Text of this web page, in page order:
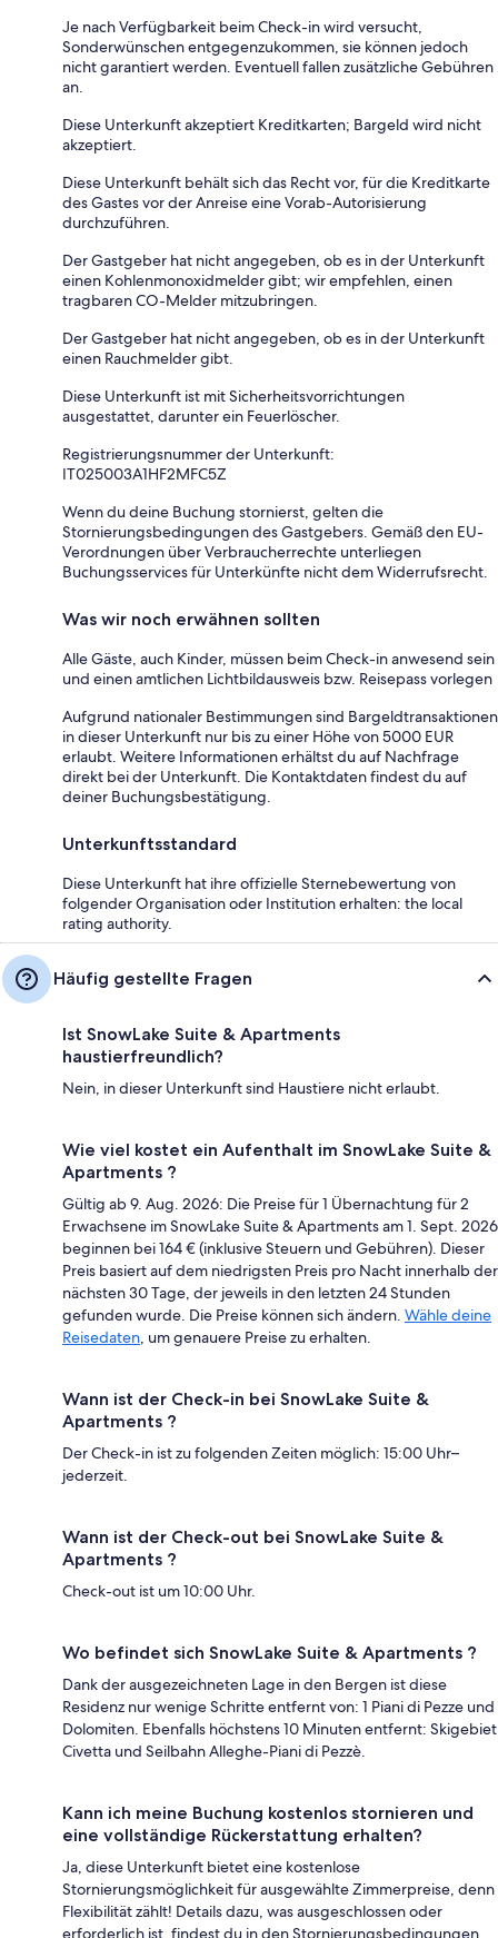
Je nach Verfügbarkeit beim Check-in wird versucht,
Sonderwünschen entgegenzukommen, sie können jedoch
nicht garantiert werden. Eventuell fallen zusätzliche Gebühren
an.
Diese Unterkunft akzeptiert Kreditkarten; Bargeld wird nicht
akzeptiert.
Diese Unterkunft behält sich das Recht vor, für die Kreditkarte
des Gastes vor der Anreise eine Vorab-Autorisierung
durchzuführen.
Der Gastgeber hat nicht angegeben, ob es in der Unterkunft
einen Kohlenmonoxidmelder gibt; wir empfehlen, einen
tragbaren CO-Melder mitzubringen.
Der Gastgeber hat nicht angegeben, ob es in der Unterkunft
einen Rauchmelder gibt.
Diese Unterkunft ist mit Sicherheitsvorrichtungen
ausgestattet, darunter ein Feuerlöscher.
Registrierungsnummer der Unterkunft:
IT025003A1HF2MFC5Z
Wenn du deine Buchung stornierst, gelten die
Stornierungsbedingungen des Gastgebers. Gemäß den EU-
Verordnungen über Verbraucherrechte unterliegen
Buchungsservices für Unterkünfte nicht dem Widerrufsrecht.
Was wir noch erwähnen sollten
Alle Gäste, auch Kinder, müssen beim Check-in anwesend sein
und einen amtlichen Lichtbildausweis bzw. Reisepass vorlegen
Aufgrund nationaler Bestimmungen sind Bargeldtransaktionen
in dieser Unterkunft nur bis zu einer Höhe von 5000 EUR
erlaubt. Weitere Informationen erhältst du auf Nachfrage
direkt bei der Unterkunft. Die Kontaktdaten findest du auf
deiner Buchungsbestätigung.
Unterkunftsstandard
Diese Unterkunft hat ihre offizielle Sternebewertung von
folgender Organisation oder Institution erhalten: the local
rating authority.
Häufig gestellte Fragen
Ist SnowLake Suite & Apartments
haustierfreundlich?
Nein, in dieser Unterkunft sind Haustiere nicht erlaubt.
Wie viel kostet ein Aufenthalt im SnowLake Suite &
Apartments ?
Gültig ab 9. Aug. 2026: Die Preise für 1 Übernachtung für 2
Erwachsene im SnowLake Suite & Apartments am 1. Sept. 2026
beginnen bei 164 € (inklusive Steuern und Gebühren). Dieser
Preis basiert auf dem niedrigsten Preis pro Nacht innerhalb der
nächsten 30 Tage, der jeweils in den letzten 24 Stunden
gefunden wurde. Die Preise können sich ändern. Wähle deine
Reisedaten, um genauere Preise zu erhalten.
Wann ist der Check-in bei SnowLake Suite &
Apartments ?
Der Check-in ist zu folgenden Zeiten möglich: 15:00 Uhr–
jederzeit.
Wann ist der Check-out bei SnowLake Suite &
Apartments ?
Check-out ist um 10:00 Uhr.
Wo befindet sich SnowLake Suite & Apartments ?
Dank der ausgezeichneten Lage in den Bergen ist diese
Residenz nur wenige Schritte entfernt von: 1 Piani di Pezze und
Dolomiten. Ebenfalls höchstens 10 Minuten entfernt: Skigebiet
Civetta und Seilbahn Alleghe-Piani di Pezzè.
Kann ich meine Buchung kostenlos stornieren und
eine vollständige Rückerstattung erhalten?
Ja, diese Unterkunft bietet eine kostenlose
Stornierungsmöglichkeit für ausgewählte Zimmerpreise, denn
Flexibilität zählt! Details dazu, was ausgeschlossen oder
erforderlich ist, findest du in den Stornierungsbedingungen